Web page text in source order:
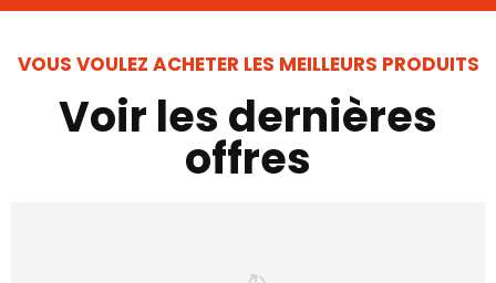
VOUS VOULEZ ACHETER LES MEILLEURS PRODUITS
Voir les dernières
offres